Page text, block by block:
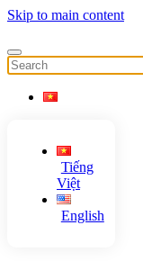
Skip to main content
Tiếng
Việt
English